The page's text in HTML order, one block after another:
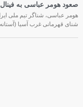
صعود هومر عباسی به فینال ۵۰ متر کرال پشت مسابقات غرب آسیا
شنای قهرمانی غرب آسیا (آستانه ۲۰۲۶) با ثبت زمان ۲۵.۶۷ ثانیه در جایگاه نخست قرار